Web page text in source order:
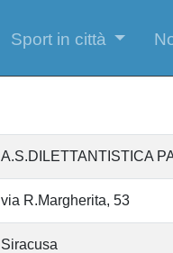
Sport in città
A.S.DILETTANTISTICA
via R.Margherita, 53
Siracusa